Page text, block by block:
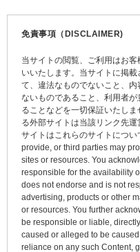
免責事項（DISCLAIMER)
当サイトの閲覧、ご利用はお
いいたします。当サイトに掲
て、違法なものでないこと、
ないものであること、利用者
ることなどを一切保証いたし
る外部サイトは当該リンク先
サイトはこれらのサイトにつ
provide, or third parties may
sites or resources. You
responsible for the availability
does not endorse and is not
advertising, products or other
or resources. You further
be responsible or liable,
caused or alleged to be
reliance on any such Content,